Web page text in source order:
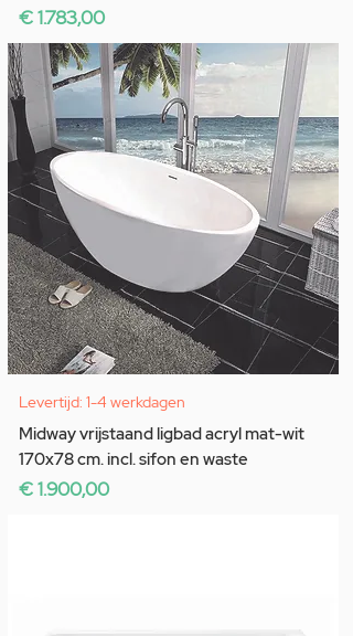
Prijs
€ 1.783,00
Levertijd: 1-4 werkdagen
Midway vrijstaand ligbad acryl mat-wit
170x78 cm. incl. sifon en waste
Prijs
€ 1.900,00